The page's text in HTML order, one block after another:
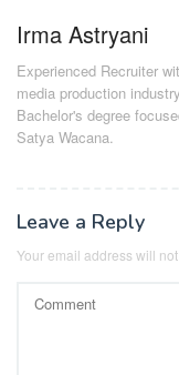
Irma Astryani
Experienced Recruiter
media production
Bachelor's degree
Satya Wacana.
Leave a Reply
Your email address will